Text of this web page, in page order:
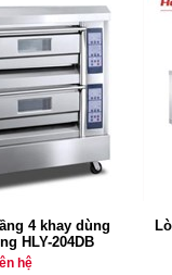
4 khay dùng
HLY-204DB
hệ